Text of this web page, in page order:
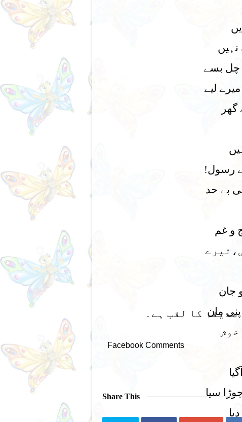
نہیں
چل بسے
لیے
رسول!
بے حد
و غم
جان
مان
خوش
سیا
کا لقب ہے۔
Facebook Comments
Share This